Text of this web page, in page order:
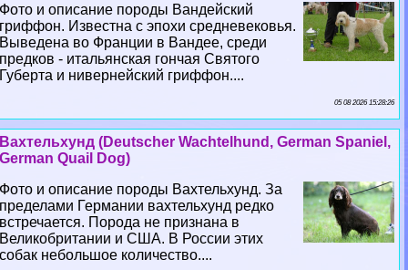
Фото и описание породы Вандейский
гриффон. Известна с эпохи средневековья.
Выведена во Франции в Вандее, среди
предков - итальянская гончая Святого
Губерта и нивернейский гриффон....
05 08 2026 15:28:26
Вахтельхунд (Deutscher Wachtelhund, German Spaniel,
German Quail Dog)
Фото и описание породы Вахтельхунд. За
пределами Германии вахтельхунд редко
встречается. Порода не признана в
Великобритании и США. В России этих
собак небольшое количество....